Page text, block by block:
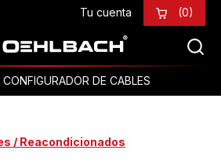
Tu cuenta (0)
DE CABLES
/ Reacondicionados